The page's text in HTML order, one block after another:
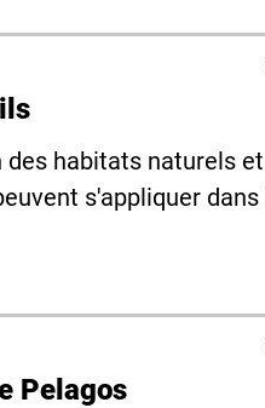
habitats naturels
s'appliquer
Pelagos